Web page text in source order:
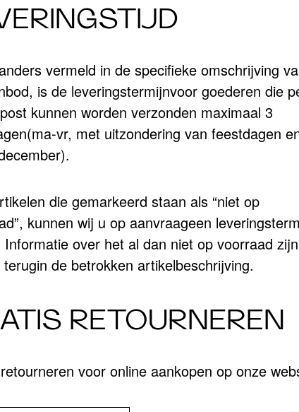
vermeld in de specifieke omschrijving
is de leveringstermijnvoor goederen die
kunnen worden verzonden maximaal 3
vr, met uitzondering van feestdagen
die gemarkeerd staan als “niet op
kunnen wij u op aanvraageen
Informatie over het al dan niet op voorraad
de betrokken artikelbeschrijving.
RETOURNEREN
voor online aankopen op onze